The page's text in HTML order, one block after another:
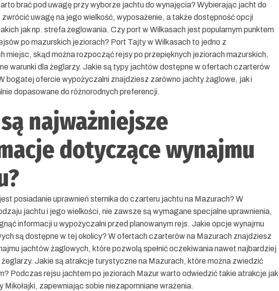
brać pod uwagę przy wyborze jachtu do wynajęcia? Wybierając jacht do
uwagę na jego wielkość, wyposażenie, a także dostępność opcji
jak np. strefa żeglowania. Czy port w Wilkasach jest popularnym punktem
po mazurskich jeziorach? Port Tajty w Wilkasach to jedno z
miejsc, skąd można rozpocząć rejsy po przepięknych jeziorach mazurskich,
warunki dla żeglarzy. Jakie są typy jachtów dostępne w ofertach czarterów
bogatej ofercie wypożyczalni znajdziesz zarówno jachty żaglowe, jak i
dopasowane do różnorodnych preferencji.
najważniejsze
dotyczące wynajmu
posiadanie uprawnień sternika do czarteru jachtu na Mazurach? W
jachtu i jego wielkości, nie zawsze są wymagane specjalne uprawnienia,
informacji u wypożyczalni przed planowanym rejs. Jakie opcje wynajmu
są dostępne w tej okolicy? W ofertach czarterów na Mazurach znajdziesz
jachtów żaglowych, które pozwolą spełnić oczekiwania nawet najbardziej
Jakie są atrakcje turystyczne na Mazurach, które można zwiedzić
Podczas rejsu jachtem po jeziorach Mazur warto odwiedzić takie atrakcje jak
Mikołajki, zapewniając sobie niezapomniane wrażenia.